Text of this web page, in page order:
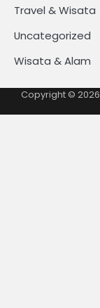
Travel & Wisata
Uncategorized
Wisata & Alam
Copyright © 2026